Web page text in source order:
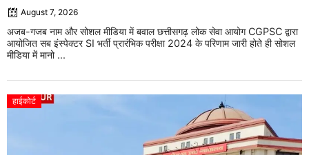
August 7, 2026
अजब-गजब नाम और सोशल मीडिया में बवाल छत्तीसगढ़ लोक सेवा आयोग CGPSC द्वारा
आयोजित सब इंस्पेक्टर SI भर्ती प्रारंभिक परीक्षा 2024 के परिणाम जारी होते ही सोशल
मीडिया में मानो ...
हाईकोर्ट